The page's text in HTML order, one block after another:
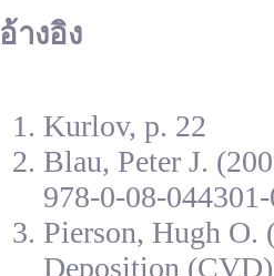
อ้างอิง
Kurlov, p. 22
Blau, Peter J.
978-0-08-
Pierson, Hugh O.
Deposition